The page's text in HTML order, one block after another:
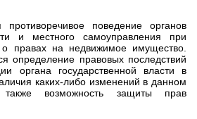
противоречивое поведение органов
и местного самоуправления при
о правах на недвижимое имущество.
определение правовых последствий
органа государственной власти в
каких-либо изменений в данном
возможность защиты прав